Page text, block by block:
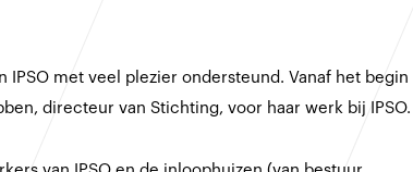
IPSO met veel plezier ondersteund. Vanaf het begin
directeur van Stichting, voor haar werk bij IPSO.